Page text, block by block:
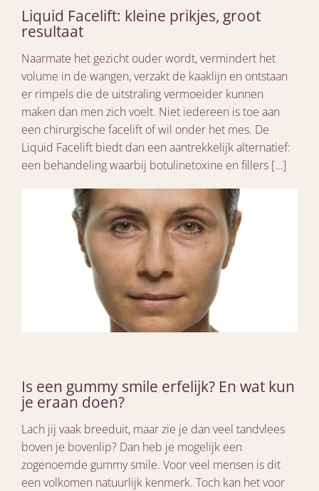
Liquid Facelift: kleine prikjes, groot
resultaat
Naarmate het gezicht ouder wordt, vermindert het
volume in de wangen, verzakt de kaaklijn en ontstaan
er rimpels die de uitstraling vermoeider kunnen
maken dan men zich voelt. Niet iedereen is toe aan
een chirurgische facelift of wil onder het mes. De
Liquid Facelift biedt dan een aantrekkelijk alternatief:
een behandeling waarbij botulinetoxine en fillers […]
Is een gummy smile erfelijk? En wat kun
je eraan doen?
Lach jij vaak breeduit, maar zie je dan veel tandvlees
boven je bovenlip? Dan heb je mogelijk een
zogenoemde gummy smile. Voor veel mensen is dit
een volkomen natuurlijk kenmerk. Toch kan het voor